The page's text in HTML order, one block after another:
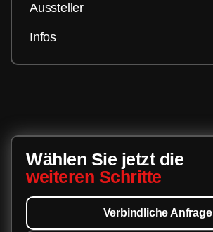
Aussteller
Infos
Wählen Sie jetzt die
weiteren Schritte
Verbindliche Anfrage